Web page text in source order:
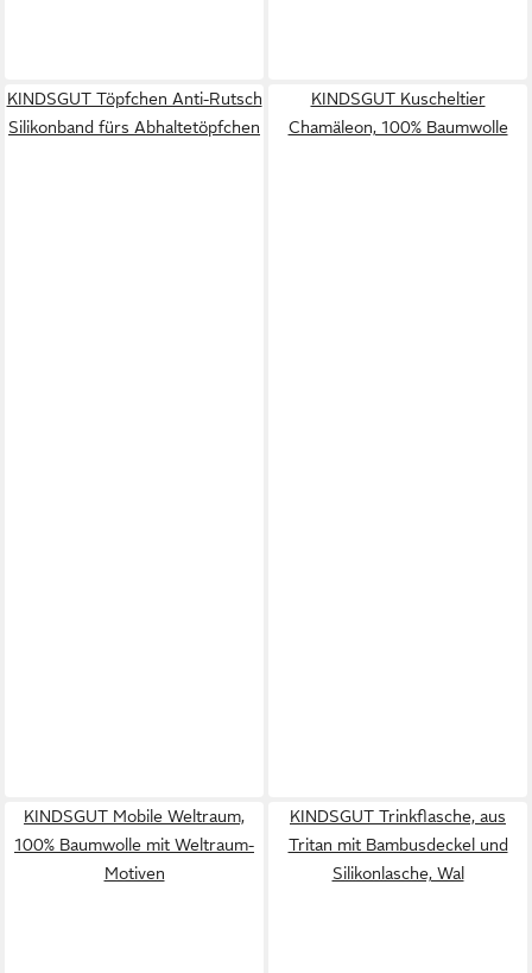
KINDSGUT Töpfchen Anti-Rutsch
Silikonband fürs Abhaltetöpfchen
KINDSGUT Kuscheltier
Chamäleon, 100% Baumwolle
KINDSGUT Mobile Weltraum,
100% Baumwolle mit Weltraum-
Motiven
KINDSGUT Trinkflasche, aus
Tritan mit Bambusdeckel und
Silikonlasche, Wal